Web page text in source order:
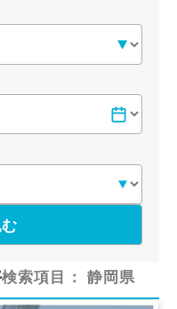
検索項目： 静岡県